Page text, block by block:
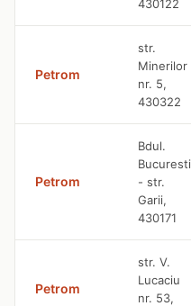
430122
Petrom
str.
Minerilor
nr. 5,
430322
Petrom
Bdul.
Bucuresti
- str.
Garii,
430171
Petrom
str. V.
Lucaciu
nr. 53,